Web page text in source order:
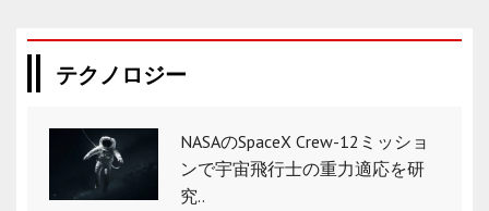
テクノロジー
NASAのSpaceX Crew-12ミッショ
ンで宇宙飛行士の重力適応を研
究..